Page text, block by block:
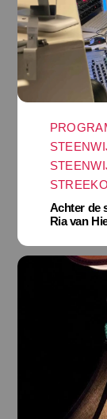
Achter de
Ria van